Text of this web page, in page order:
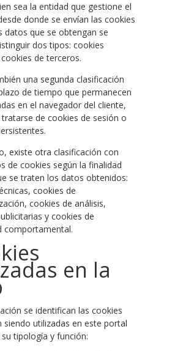
sea la entidad que gestione el
donde se envían las cookies
datos que se obtengan se
dos tipos: cookies
de terceros.
una segunda clasificación
de tiempo que permanecen
en el navegador del cliente,
de cookies de sesión o
existe otra clasificación con
de cookies según la finalidad
se traten los datos obtenidos:
cookies de
cookies de análisis,
y cookies de
comportamental.
en la
se identifican las cookies
siendo utilizadas en este portal
tipología y función: